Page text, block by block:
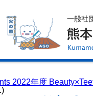
2022年度
歯科医院検索
休日当番医
イベント案内
歯の豆知識
口腔保健センター
熊本歯科衛生士専門学院
会員専用ページ
プライバシーポリシー